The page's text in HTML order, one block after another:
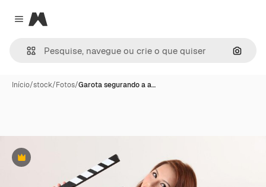
Close menu
Magnific
Início/stock/Fotos/Garota segurando a a…
Premium